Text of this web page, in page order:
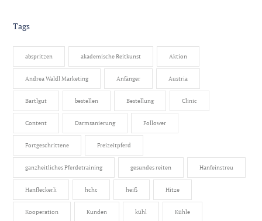
Tags
abspritzen akademische Reitkunst Aktion
Andrea Waldl Marketing Anfänger Austria
Bartlgut bestellen Bestellung Clinic
Content Darmsanierung Follower
Fortgeschrittene Freizeitpferd
ganzheitliches Pferdetraining gesundes reiten Hanfeinstreu
Hanfleckerli hchc heiß Hitze
Kooperation Kunden kühl Kühle